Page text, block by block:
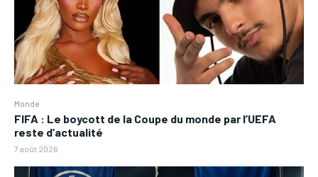
Monde
FIFA : Le boycott de la Coupe du monde par l’UEFA
reste d’actualité
7 août 2026